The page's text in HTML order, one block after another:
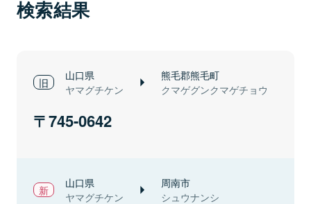
検索結果
山口県
ヤマグチケン
熊毛郡熊毛町
クマゲグンクマゲチョウ
745-0642
山口県
ヤマグチケン
周南市
シュウナンシ